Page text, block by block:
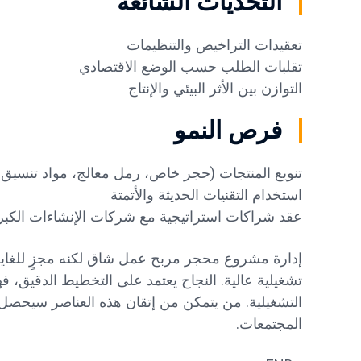
تعقيدات التراخيص والتنظيمات
تقلبات الطلب حسب الوضع الاقتصادي
التوازن بين الأثر البيئي والإنتاج
فرص النمو
تنويع المنتجات (حجر خاص، رمل معالج، مواد
استخدام التقنيات الحديثة والأتمتة
عقد شراكات استراتيجية مع شركات الإنشاءات
إدارة مشروع محجر مربح عمل شاق لكنه مجزٍ
تشغيلية عالية. النجاح يعتمد على التخطيط الدقيق،
التشغيلية. من يتمكن من إتقان هذه العناصر
المجتمعات.